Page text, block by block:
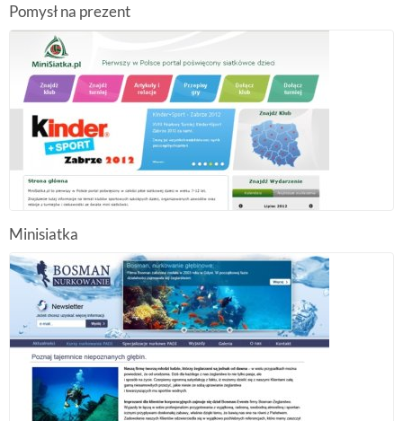
Pomysł na prezent
Minisiatka